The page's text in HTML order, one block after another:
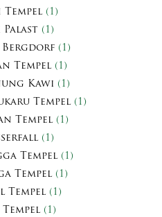
Tempel (1)
Palast (1)
Bergdorf (1)
Tempel (1)
Kawi (1)
Tempel (1)
Tempel (1)
(1)
Tempel (1)
Tempel (1)
Tempel (1)
(1)